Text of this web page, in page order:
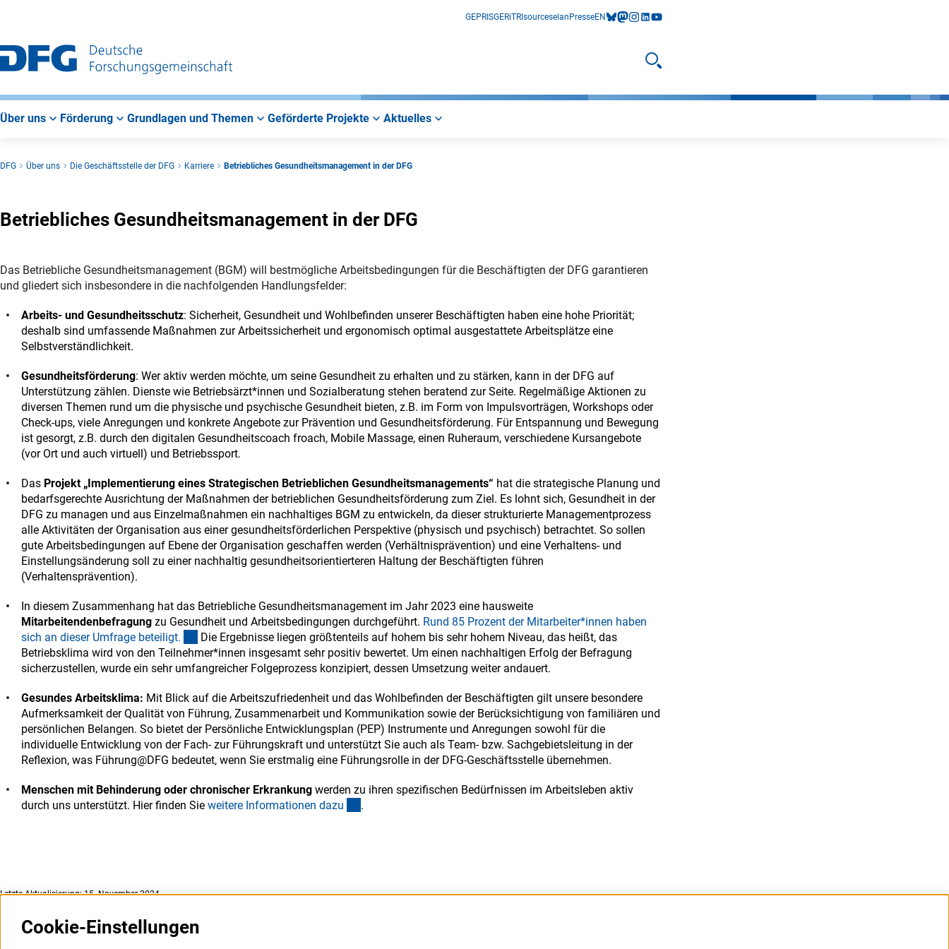
GEPRISGERiTRIsourceselan PresseEN bluesky
mastodon
instagram
linkedIn
youtube
Suche öffnen
Über uns Förderung Grundlagen und Themen Geförderte Projekte Aktuelles
DFG Über uns Die Geschäftsstelle der DFG Karriere Betriebliches Gesundheitsmanagement in der DFG
Betriebliches Gesundheitsmanagement in der DFG
Das Betriebliche Gesundheitsmanagement (BGM) will bestmögliche Arbeitsbedingungen für die Beschäftigten der DFG garantieren
und gliedert sich insbesondere in die nachfolgenden Handlungsfelder:
Arbeits- und Gesundheitsschutz: Sicherheit, Gesundheit und Wohlbefinden unserer Beschäftigten haben eine hohe Priorität;
deshalb sind umfassende Maßnahmen zur Arbeitssicherheit und ergonomisch optimal ausgestattete Arbeitsplätze eine
Selbstverständlichkeit.
Gesundheitsförderung: Wer aktiv werden möchte, um seine Gesundheit zu erhalten und zu stärken, kann in der DFG auf
Unterstützung zählen. Dienste wie Betriebsärzt*innen und Sozialberatung stehen beratend zur Seite. Regelmäßige Aktionen zu
diversen Themen rund um die physische und psychische Gesundheit bieten, z.B. im Form von Impulsvorträgen, Workshops oder
Check-ups, viele Anregungen und konkrete Angebote zur Prävention und Gesundheitsförderung. Für Entspannung und Bewegung
ist gesorgt, z.B. durch den digitalen Gesundheitscoach froach, Mobile Massage, einen Ruheraum, verschiedene Kursangebote
(vor Ort und auch virtuell) und Betriebssport.
Das Projekt „Implementierung eines Strategischen Betrieblichen Gesundheitsmanagements“ hat die strategische Planung und
bedarfsgerechte Ausrichtung der Maßnahmen der betrieblichen Gesundheitsförderung zum Ziel. Es lohnt sich, Gesundheit in der
DFG zu managen und aus Einzelmaßnahmen ein nachhaltiges BGM zu entwickeln, da dieser strukturierte Managementprozess
alle Aktivitäten der Organisation aus einer gesundheitsförderlichen Perspektive (physisch und psychisch) betrachtet. So sollen
gute Arbeitsbedingungen auf Ebene der Organisation geschaffen werden (Verhältnisprävention) und eine Verhaltens- und
Einstellungsänderung soll zu einer nachhaltig gesundheitsorientierteren Haltung der Beschäftigten führen
(Verhaltensprävention).
In diesem Zusammenhang hat das Betriebliche Gesundheitsmanagement im Jahr 2023 eine hausweite
Mitarbeitendenbefragung zu Gesundheit und Arbeitsbedingungen durchgeführt. Rund 85 Prozent der Mitarbeiter*innen haben
sich an dieser Umfrage beteiligt. (Anchor Link)
Die Ergebnisse liegen größtenteils auf hohem bis sehr hohem Niveau, das heißt, das
Betriebsklima wird von den Teilnehmer*innen insgesamt sehr positiv bewertet. Um einen nachhaltigen Erfolg der Befragung
sicherzustellen, wurde ein sehr umfangreicher Folgeprozess konzipiert, dessen Umsetzung weiter andauert.
Gesundes Arbeitsklima: Mit Blick auf die Arbeitszufriedenheit und das Wohlbefinden der Beschäftigten gilt unsere besondere
Aufmerksamkeit der Qualität von Führung, Zusammenarbeit und Kommunikation sowie der Berücksichtigung von familiären und
persönlichen Belangen. So bietet der Persönliche Entwicklungsplan (PEP) Instrumente und Anregungen sowohl für die
individuelle Entwicklung von der Fach- zur Führungskraft und unterstützt Sie auch als Team- bzw. Sachgebietsleitung in der
Reflexion, was Führung@DFG bedeutet, wenn Sie erstmalig eine Führungsrolle in der DFG-Geschäftsstelle übernehmen.
Menschen mit Behinderung oder chronischer Erkrankung werden zu ihren spezifischen Bedürfnissen im Arbeitsleben aktiv
durch uns unterstützt. Hier finden Sie weitere Informationen dazu .
Letzte Aktualisierung: 15. November 2024
Cookie-Einstellungen